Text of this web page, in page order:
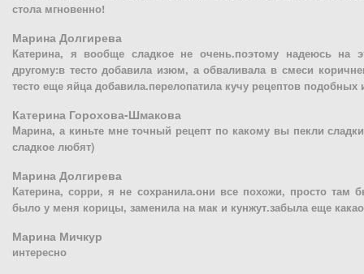
стола мгновенно!
Марина Долгирева
Катерина, я вообще сладкое не очень.поэтому надеюсь на
другому:в тесто добавила изюм, а обваливала в смеси
тесто еще яйца добавила.перелопатила кучу рецептов подобных
Катерина Горохова-Шмакова
Марина, а киньте мне точный рецепт по какому вы пекли
сладкое любят)
Марина Долгирева
Катерина, сорри, я не сохранила.они все похожи, просто там
было у меня корицы, заменила на мак и кунжут.забыла еще
Марина Мичкур
интересно